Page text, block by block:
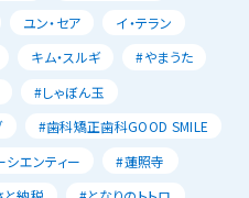
ユン・セア
イ・テラン
キム・スルギ
#やまうた
#しゃぼん玉
#歯科矯正歯科GOOD SMILE
シエンティー
#蓮照寺